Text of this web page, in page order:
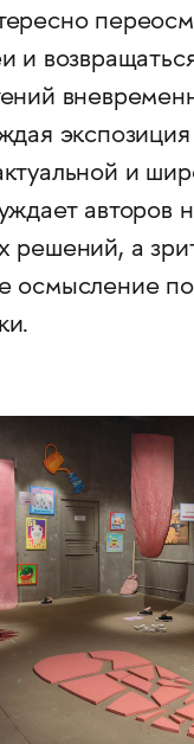
и
экспозиция
и
авторов
решений, а
осмысление